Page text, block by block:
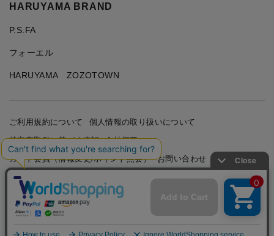
HARUYAMA BRAND
P.S.FA
フォーエル
HARUYAMA ZOZOTOWN
ご利用規約について
個人情報の取り扱いについて
特定商取引に基づく表記
会社概要
カード会員（情報変更/ポイント照会）
お問い合わせ
Copyright © HARUYAMA TRADING CO.,LTD. All Rights